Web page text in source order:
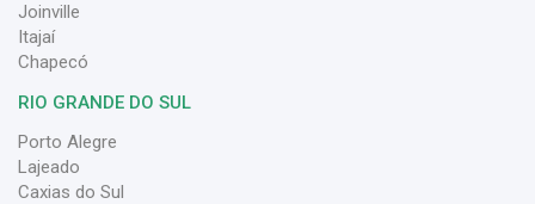
Joinville
Itajaí
Chapecó
RIO GRANDE DO SUL
Porto Alegre
Lajeado
Caxias do Sul